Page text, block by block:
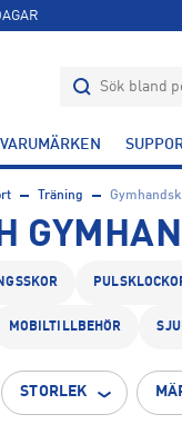
VARUMÄRKEN
Träning
MOBILTILLBEHÖR
STORLEK